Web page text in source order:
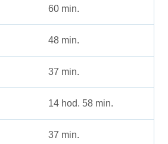
60 min.
48 min.
37 min.
14 hod. 58 min.
37 min.